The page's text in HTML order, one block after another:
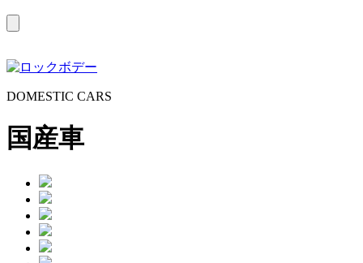
DOMESTIC CARS
国産車